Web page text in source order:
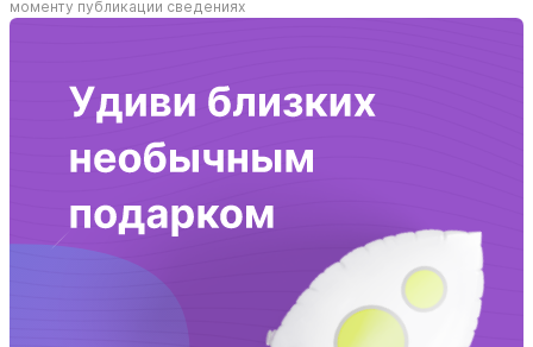
моменту публикации сведениях